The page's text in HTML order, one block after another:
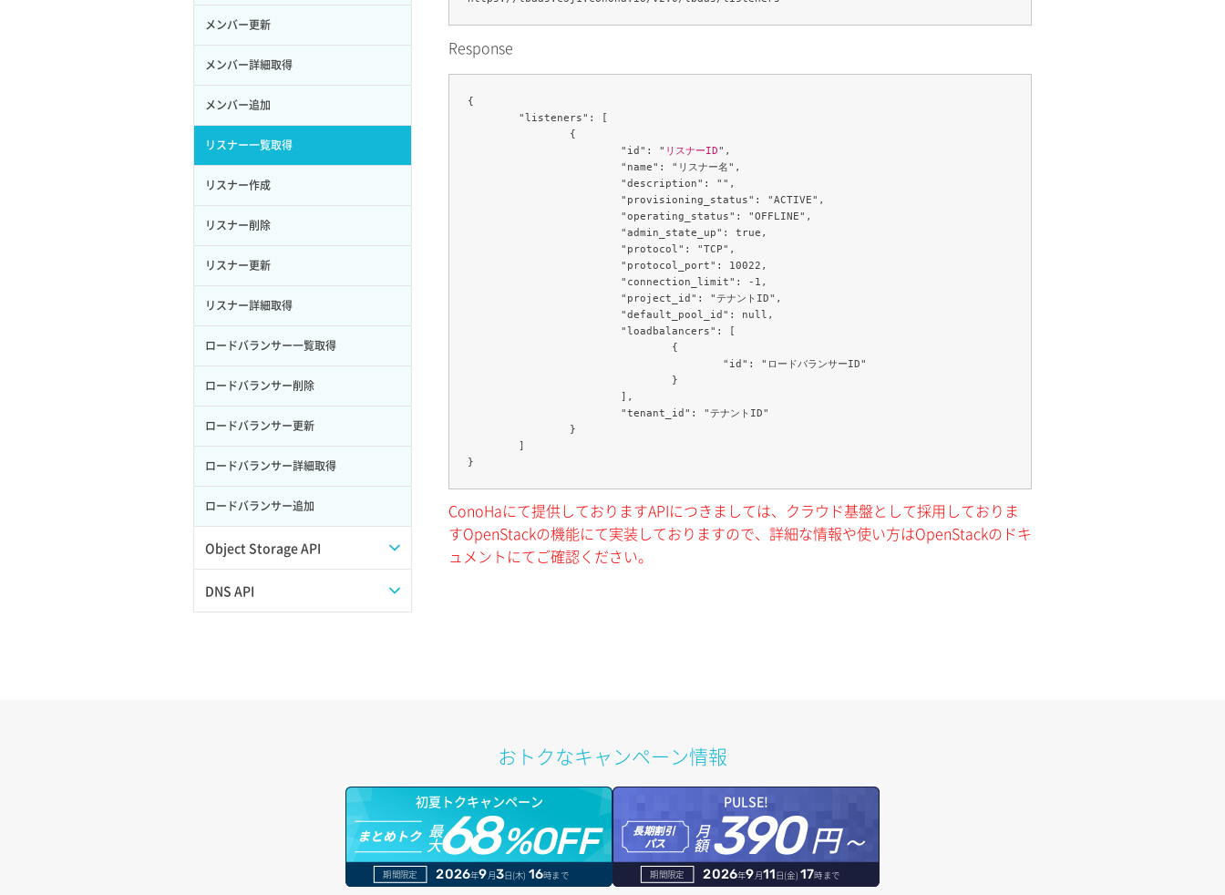
ロール削除
ロール更新
ロール詳細取得
ボリューム更新
ボリューム詳細一覧取得
ボリューム詳細取得
自動バックアップ有効化
自動バックアップ無効化
変更）
サーバー一覧取得
サーバー作成
サーバー再構築（OS再インストール）
サーバー利用状況グラフ（CPU）
サーバー利用状況グラフ（ディスク
IO）
サーバー利用状況グラフ（トラフィッ
ク）
サーバー削除
サーバー操作（起動/停止/再起動/強制
セキュリティグループ削除
セキュリティグループ更新
セキュリティグループ詳細取得
ネットワーク一覧取得
ネットワーク作成（ローカルネットワ
ーク用）
ネットワーク削除（ローカルネットワ
ーク用）
ネットワーク詳細取得
ポート一覧取得
ポート作成（ローカルネットワーク
用）
ポート作成（追加IP用）
ポート削除
ポート更新
ポート詳細取得
メンバー更新
メンバー詳細取得
メンバー追加
リスナー一覧取得
リスナー作成
リスナー削除
リスナー更新
リスナー詳細取得
ロードバランサー一覧取得
ロードバランサー削除
ロードバランサー更新
ロードバランサー詳細取得
ロードバランサー追加
Object Storage API
Web公開
オブジェクトバージョン管理
DNS API
Response
{
			"id": "
リスナーID",
ConoHaにて提供しておりますAPIにつきましては、クラウド基盤として採用しておりま
すOpenStackの機能にて実装しておりますので、詳細な情報や使い方はOpenStackのドキ
ュメントにてご確認ください。
おトクなキャンペーン情報
初夏トクキャンペーン
まとめトク 最
大68%OFF
期間限定 2026年9月3日(木) 16時まで
PULSE!
長期割引
パス
月
額390円～
期間限定 2026年9月11日(金) 17時まで